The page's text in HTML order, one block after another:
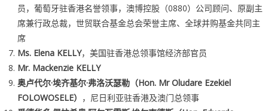
员，葡萄牙驻香港名誉领事，澳博控股（0880）公司顾问、原副主
席兼行政总裁，世贸联合基金总会荣誉主席、全球并购基金共同主
席
Ms. Elena KELLY，美国驻香港总领事馆经济部官员
Mr. Mackenzie KELLY
奥卢代尔·埃齐基尔·弗洛沃瑟勒（Hon. Mr Oludare Ezekiel
FOLOWOSELE） ，尼日利亚驻香港及澳门总领事